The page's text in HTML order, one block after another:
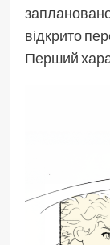
відкрито
Перший